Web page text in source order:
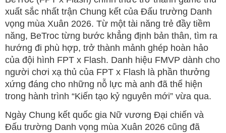
xuất sắc nhất trận Chung kết của Đấu trường Danh
vọng mùa Xuân 2026. Từ một tài năng trẻ đầy tiềm
năng, BeTroc từng bước khẳng định bản thân, tìm ra
hướng đi phù hợp, trở thành mảnh ghép hoàn hảo
của đội hình FPT x Flash. Danh hiệu FMVP dành cho
người chơi xạ thủ của FPT x Flash là phần thưởng
xứng đáng cho những nỗ lực mà anh đã thể hiện
trong hành trình “Kiến tạo kỷ nguyên mới” vừa qua.
Ngày Chung kết quốc gia Nữ vương Đại chiến và
Đấu trường Danh vọng mùa Xuân 2026 cũng đã